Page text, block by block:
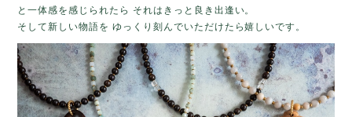
と一体感を感じられたら それはきっと良き出逢い。
そして新しい物語を ゆっくり刻んでいただけたら嬉しいです。